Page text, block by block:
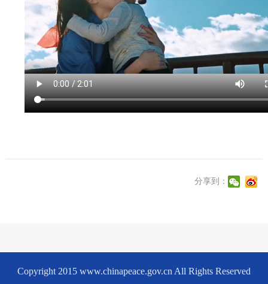
分享到：
Copyright 2015 www.chinapeace.gov.cn All Rights Reserved